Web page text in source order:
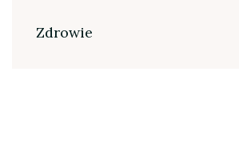
Zdrowie